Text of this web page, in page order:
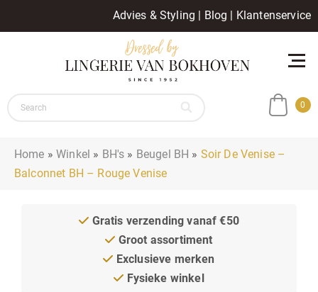
Advies & Styling | Blog | Klantenservice
0
Home »Winkel » BH's » Beugel BH » Soir De Venise –
Balconnet BH – Rouge Venise
Gratis verzending vanaf €50
Groot assortiment
Exclusieve merken
Fysieke winkel